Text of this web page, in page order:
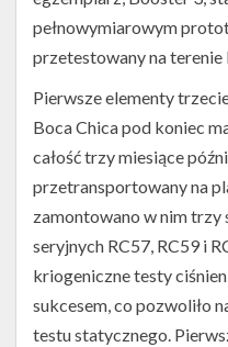
pełnowymiarowym
przetestowany na
Pierwsze elementy
Boca Chica pod koniec
całość trzy miesiące
przetransportowany na
zamontowano w nim trzy
seryjnych RC57, RC59 i
kriogeniczne testy
sukcesem, co pozwoliło
testu statycznego.